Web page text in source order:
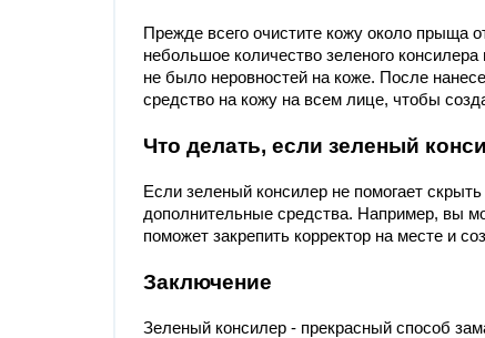
Прежде всего очистите кожу около прыща
небольшое количество зеленого
не было неровностей на коже. После
средство на кожу на всем лице, чтобы
Что делать, если зеленый
Если зеленый консилер не помогает
дополнительные средства. Например, вы
поможет закрепить корректор на месте и
Заключение
Зеленый консилер - прекрасный способ